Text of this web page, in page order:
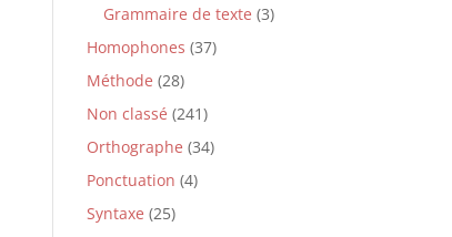
Grammaire de texte (3)
Homophones (37)
Méthode (28)
Non classé (241)
Orthographe (34)
Ponctuation (4)
Syntaxe (25)